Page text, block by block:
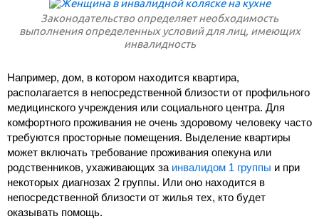
Законодательство определяет необходимость
выполнения определенных условий для лиц, имеющих
инвалидность
Например, дом, в котором находится квартира,
располагается в непосредственной близости от профильного
медицинского учреждения или социального центра. Для
комфортного проживания не очень здоровому человеку часто
требуются просторные помещения. Выделение квартиры
может включать требование проживания опекуна или
родственников, ухаживающих за инвалидом 1 группы и при
некоторых диагнозах 2 группы. Или оно находится в
непосредственной близости от жилья тех, кто будет
оказывать помощь.